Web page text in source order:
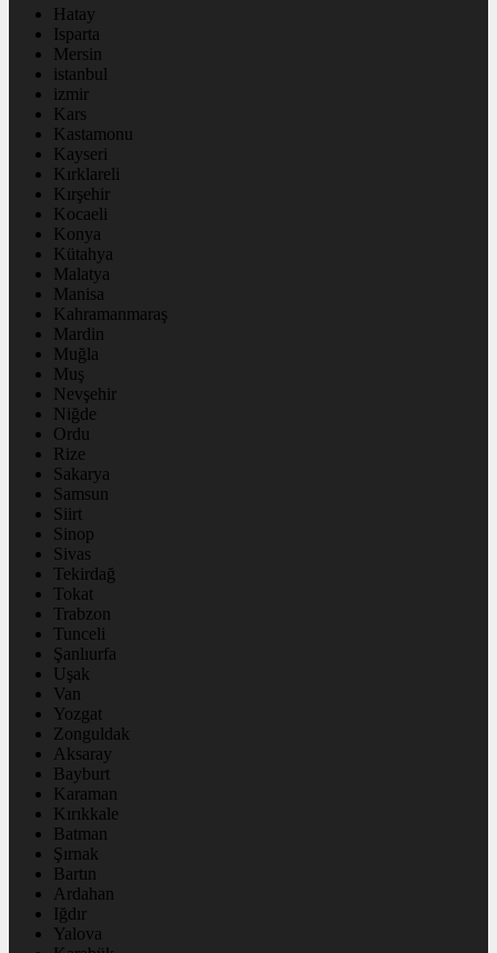
Hatay
Isparta
Mersin
istanbul
izmir
Kars
Kastamonu
Kayseri
Kırklareli
Kırşehir
Kocaeli
Konya
Kütahya
Malatya
Manisa
Kahramanmaraş
Mardin
Muğla
Muş
Nevşehir
Niğde
Ordu
Rize
Sakarya
Samsun
Siirt
Sinop
Sivas
Tekirdağ
Tokat
Trabzon
Tunceli
Şanlıurfa
Uşak
Van
Yozgat
Zonguldak
Aksaray
Bayburt
Karaman
Kırıkkale
Batman
Şırnak
Bartın
Ardahan
Iğdır
Yalova